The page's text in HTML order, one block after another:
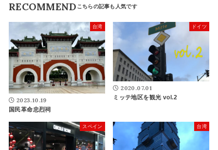
RECOMMEND
台湾
2023.10.19
国民革命忠烈祠
ドイツ
2020.07.01
ミッテ地区を観光 vol.2
スペイン 台湾